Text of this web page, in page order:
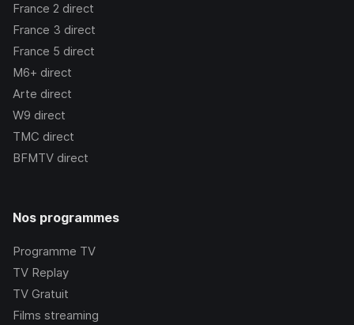
France 2 direct
France 3 direct
France 5 direct
M6+ direct
Arte direct
W9 direct
TMC direct
BFMTV direct
Nos programmes
Programme TV
TV Replay
TV Gratuit
Films streaming